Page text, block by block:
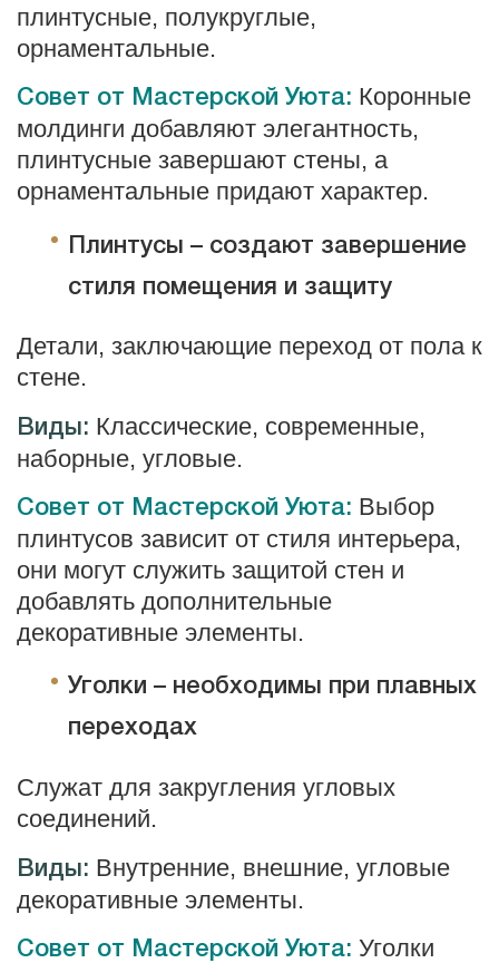
плинтусные, полукруглые,
орнаментальные.
Совет от Мастерской Уюта: Коронные
молдинги добавляют элегантность,
плинтусные завершают стены, а
орнаментальные придают характер.
Плинтусы – создают завершение
стиля помещения и защиту
Детали, заключающие переход от пола к
стене.
Виды: Классические, современные,
наборные, угловые.
Совет от Мастерской Уюта: Выбор
плинтусов зависит от стиля интерьера,
они могут служить защитой стен и
добавлять дополнительные
декоративные элементы.
Уголки – необходимы при плавных
переходах
Служат для закругления угловых
соединений.
Виды: Внутренние, внешние, угловые
декоративные элементы.
Совет от Мастерской Уюта: Уголки